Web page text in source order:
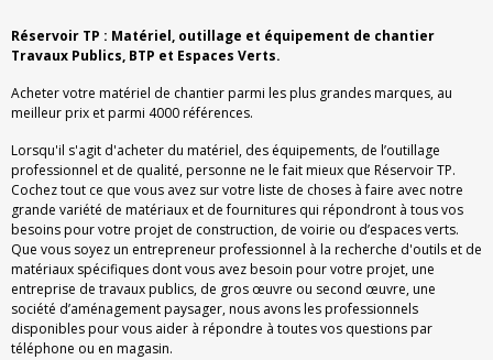
Réservoir TP : Matériel, outillage et équipement de chantier
Travaux Publics, BTP et Espaces Verts.
Acheter votre matériel de chantier parmi les plus grandes marques, au
meilleur prix et parmi 4000 références.
Lorsqu'il s'agit d'acheter du matériel, des équipements, de l’outillage
professionnel et de qualité, personne ne le fait mieux que Réservoir TP.
Cochez tout ce que vous avez sur votre liste de choses à faire avec notre
grande variété de matériaux et de fournitures qui répondront à tous vos
besoins pour votre projet de construction, de voirie ou d’espaces verts.
Que vous soyez un entrepreneur professionnel à la recherche d'outils et de
matériaux spécifiques dont vous avez besoin pour votre projet, une
entreprise de travaux publics, de gros œuvre ou second œuvre, une
société d’aménagement paysager, nous avons les professionnels
disponibles pour vous aider à répondre à toutes vos questions par
téléphone ou en magasin.